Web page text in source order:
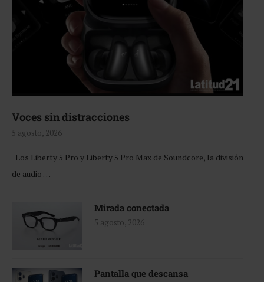
Voces sin distracciones
5 agosto, 2026
Los Liberty 5 Pro y Liberty 5 Pro Max de Soundcore, la división
de audio …
Mirada conectada
5 agosto, 2026
Pantalla que descansa